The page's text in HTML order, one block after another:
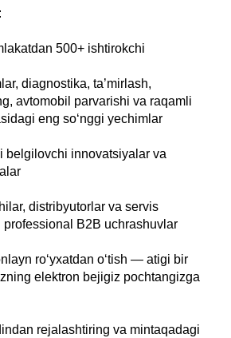
500+ ishtirokchi
diagnostika, ta’mirlash,
avtomobil parvarishi va raqamli
eng so‘nggi yechimlar
innovatsiyalar va
distribyutorlar va servis
B2B uchrashuvlar
ro‘yxatdan o‘tish — atigi bir
elektron bejigiz pochtangizga
rejalashtiring va mintaqadagi